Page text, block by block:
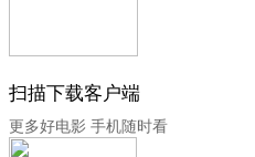
扫描下载客户端
更多好电影 手机随时看